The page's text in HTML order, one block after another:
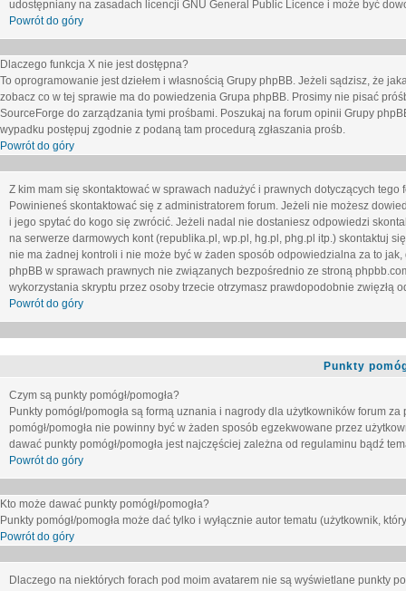
udostępniany na zasadach licencji GNU General Public Licence i może być
Powrót do góry
Dlaczego funkcja X nie jest dostępna?
To oprogramowanie jest dziełem i własnością Grupy phpBB. Jeżeli sądzisz, że
zobacz co w tej sprawie ma do powiedzenia Grupa phpBB. Prosimy nie pisać
SourceForge do zarządzania tymi prośbami. Poszukaj na forum opinii Grupy
wypadku postępuj zgodnie z podaną tam procedurą zgłaszania prośb.
Powrót do góry
Z kim mam się skontaktować w sprawach nadużyć i prawnych dotyczących tego
Powinieneś skontaktować się z administratorem forum. Jeżeli nie możesz
i jego spytać do kogo się zwrócić. Jeżeli nadal nie dostaniesz odpowiedzi
na serwerze darmowych kont (republika.pl, wp.pl, hg.pl, phg.pl itp.) skontaktuj
nie ma żadnej kontroli i nie może być w żaden sposób odpowiedzialna za to
phpBB w sprawach prawnych nie związanych bezpośrednio ze stroną
wykorzystania skryptu przez osoby trzecie otrzymasz prawdopodobnie zwięzłą
Powrót do góry
Punkty
Czym są punkty pomógł/pomogła?
Punkty pomógł/pomogła są formą uznania i nagrody dla użytkowników forum
pomógł/pomogła nie powinny być w żaden sposób egzekwowane przez
dawać punkty pomógł/pomogła jest najczęściej zależna od regulaminu bądź
Powrót do góry
Kto może dawać punkty pomógł/pomogła?
Punkty pomógł/pomogła może dać tylko i wyłącznie autor tematu (użytkownik,
Powrót do góry
Dlaczego na niektórych forach pod moim avatarem nie są wyświetlane punkty